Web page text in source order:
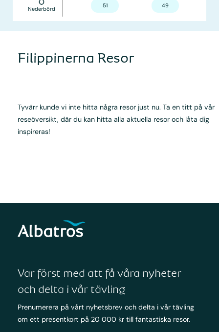
Nederbörd
51 49
Filippinerna Resor
Tyvärr kunde vi inte hitta några resor just nu. Ta en titt på vår
reseöversikt, där du kan hitta alla aktuella resor och låta dig
inspireras!
Var först med att få våra nyheter
och delta i vår tävling
Prenumerera på vårt nyhetsbrev och delta i vår tävling
om ett presentkort på 20 000 kr till fantastiska resor.